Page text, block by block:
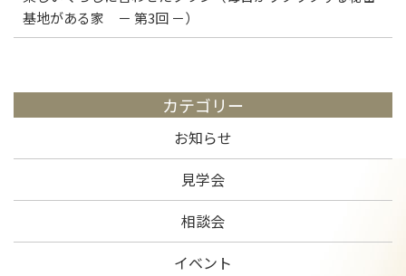
基地がある家 － 第3回 －）
カテゴリー
お知らせ
見学会
相談会
イベント